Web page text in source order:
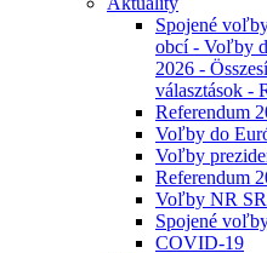
Spojené
obcí - Voľby
2026 -
választások -
Referendum
Voľby do
Voľby
Referendum
Voľby NR
Spojené
COVID-19